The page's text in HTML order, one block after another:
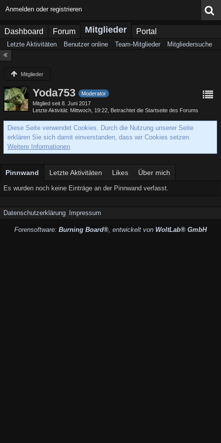
Anmelden oder registrieren
Dashboard Forum Mitglieder Portal
Letzte Aktivitäten Benutzer online Team-Mitglieder Mitgliedersuche
Mitglieder
Yoda753
Moderator
Mitglied seit 8. Juni 2017
Letzte Aktivität Mittwoch, 19:22 , Betrachtet die Startseite des Forums
Diese Seite verwendet Cookies. Durch die Nutzung unserer Seite
erklären Sie sich damit einverstanden, dass wir Cookies setzen.
Weitere Informationen
Pinnwand Letzte Aktivitäten Likes Über mich
Es wurden noch keine Einträge an der Pinnwand verfasst.
Datenschutzerklärung Impressum
Forensoftware: Burning Board®, entwickelt von WoltLab® GmbH